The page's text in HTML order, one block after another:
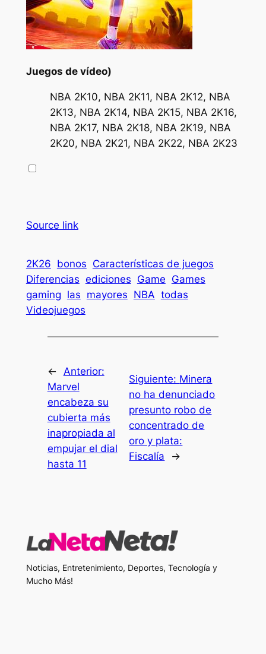
Juegos de vídeo)
NBA 2K10, NBA 2K11, NBA 2K12, NBA
2K13, NBA 2K14, NBA 2K15, NBA 2K16,
NBA 2K17, NBA 2K18, NBA 2K19, NBA
2K20, NBA 2K21, NBA 2K22, NBA 2K23
Source link
2K26 bonos Características de juegos
Diferencias ediciones Game Games
gaming las mayores NBA todas
Videojuegos
← Anterior:
Marvel
encabeza su
cubierta más
inapropiada al
empujar el dial
hasta 11
Siguiente: Minera
no ha denunciado
presunto robo de
concentrado de
oro y plata:
Fiscalía
→
Noticias, Entretenimiento, Deportes, Tecnología y
Mucho Más!